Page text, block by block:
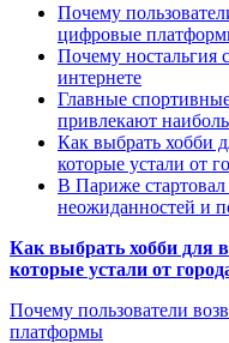
Почему
цифровые
Почему ностальгия
интернете
Главные
привлекают
Как выбрать хобби
которые устали от
В Париже
неожиданностей и
Как выбрать хобби для
которые устали от
Почему пользователи
платформы